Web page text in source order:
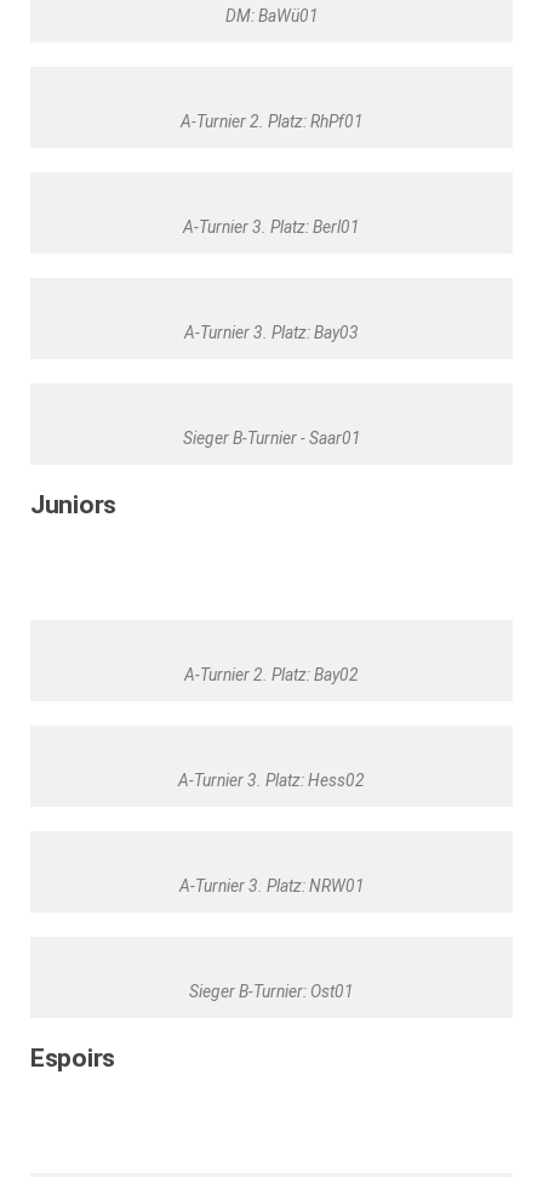
DM: BaWü01
A-Turnier 2. Platz: RhPf01
A-Turnier 3. Platz: Berl01
A-Turnier 3. Platz: Bay03
Sieger B-Turnier - Saar01
Juniors
A-Turnier 2. Platz: Bay02
A-Turnier 3. Platz: Hess02
A-Turnier 3. Platz: NRW01
Sieger B-Turnier: Ost01
Espoirs